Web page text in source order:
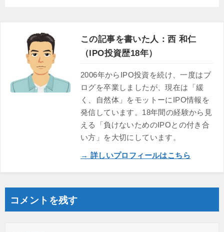
この記事を書いた人：西 和仁
（IPO投資歴18年）
2006年からIPO投資を続け、一度はブ
ログを卒業しましたが、現在は「緩
く、自然体」をモットーにIPO情報を
発信しています。18年間の経験から見
える「負けないためのIPOとの付き合
い方」を大切にしています。
→ 詳しいプロフィールはこちら
コメントを残す